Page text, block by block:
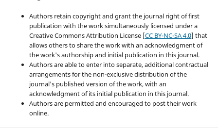
Authors retain copyright and grant the journal right of first
publication with the work simultaneously licensed under a
Creative Commons Attribution License [CC BY-NC-SA 4.0] that
allows others to share the work with an acknowledgment of
the work's authorship and initial publication in this journal.
Authors are able to enter into separate, additional contractual
arrangements for the non-exclusive distribution of the
journal's published version of the work, with an
acknowledgment of its initial publication in this journal.
Authors are permitted and encouraged to post their work
online.